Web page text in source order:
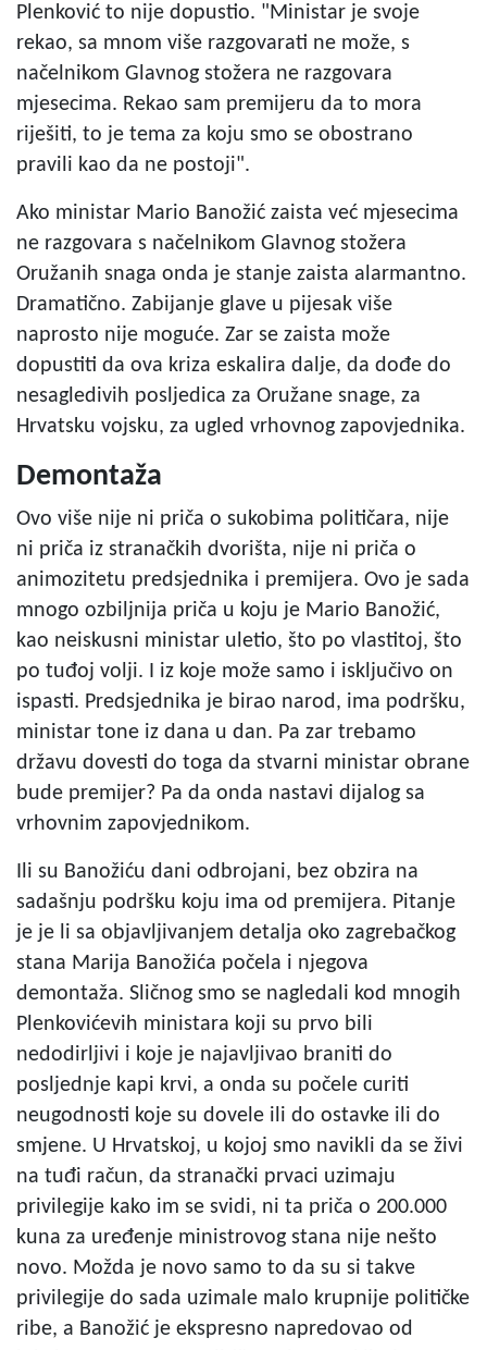
Plenković to nije dopustio. "Ministar je svoje
rekao, sa mnom više razgovarati ne može, s
načelnikom Glavnog stožera ne razgovara
mjesecima. Rekao sam premijeru da to mora
riješiti, to je tema za koju smo se obostrano
pravili kao da ne postoji".
Ako ministar Mario Banožić zaista već mjesecima
ne razgovara s načelnikom Glavnog stožera
Oružanih snaga onda je stanje zaista alarmantno.
Dramatično. Zabijanje glave u pijesak više
naprosto nije moguće. Zar se zaista može
dopustiti da ova kriza eskalira dalje, da dođe do
nesagledivih posljedica za Oružane snage, za
Hrvatsku vojsku, za ugled vrhovnog zapovjednika.
Demontaža
Ovo više nije ni priča o sukobima političara, nije
ni priča iz stranačkih dvorišta, nije ni priča o
animozitetu predsjednika i premijera. Ovo je sada
mnogo ozbiljnija priča u koju je Mario Banožić,
kao neiskusni ministar uletio, što po vlastitoj, što
po tuđoj volji. I iz koje može samo i isključivo on
ispasti. Predsjednika je birao narod, ima podršku,
ministar tone iz dana u dan. Pa zar trebamo
državu dovesti do toga da stvarni ministar obrane
bude premijer? Pa da onda nastavi dijalog sa
vrhovnim zapovjednikom.
Ili su Banožiću dani odbrojani, bez obzira na
sadašnju podršku koju ima od premijera. Pitanje
je je li sa objavljivanjem detalja oko zagrebačkog
stana Marija Banožića počela i njegova
demontaža. Sličnog smo se nagledali kod mnogih
Plenkovićevih ministara koji su prvo bili
nedodirljivi i koje je najavljivao braniti do
posljednje kapi krvi, a onda su počele curiti
neugodnosti koje su dovele ili do ostavke ili do
smjene. U Hrvatskoj, u kojoj smo navikli da se živi
na tuđi račun, da stranački prvaci uzimaju
privilegije kako im se svidi, ni ta priča o 200.000
kuna za uređenje ministrovog stana nije nešto
novo. Možda je novo samo to da su si takve
privilegije do sada uzimale malo krupnije političke
ribe, a Banožić je ekspresno napredovao od